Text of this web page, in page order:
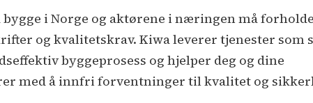
i Norge og aktørene i næringen må
og kvalitetskrav. Kiwa leverer tjenester som
byggeprosess og hjelper deg og dine
med å innfri forventninger til kvalitet og